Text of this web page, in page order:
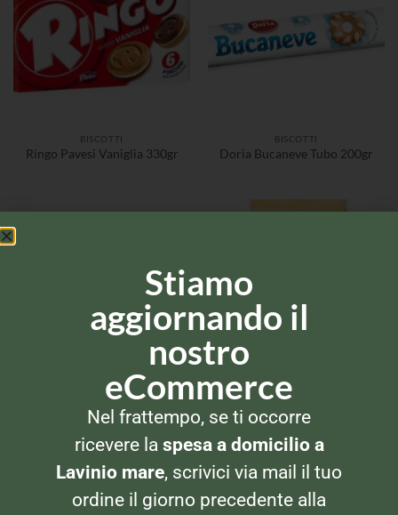
BISCOTTI
Ringo Pavesi Vaniglia 330gr
BISCOTTI
Doria Bucaneve Tubo 200gr
BISCOTTI
Ringo Pavesi al Cacao 330gr
BISCOTTI
Mulino Bianco Batticuori
330gr
Stiamo
aggiornando il
nostro
eCommerce
Nel frattempo, se ti occorre
ricevere la spesa a domicilio a
Lavinio mare, scrivici via mail il tuo
ordine il giorno precedente alla